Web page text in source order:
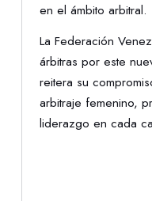
en el ámbito arbitral.
La Federación
árbitras por este
reitera su
arbitraje femenino,
liderazgo en cada